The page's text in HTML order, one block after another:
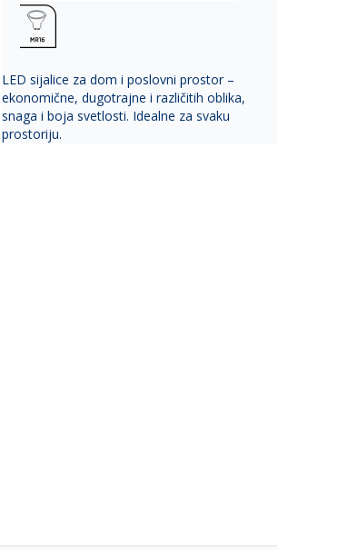
LED sijalice za dom i poslovni prostor –
ekonomične, dugotrajne i različitih oblika,
snaga i boja svetlosti. Idealne za svaku
prostoriju.